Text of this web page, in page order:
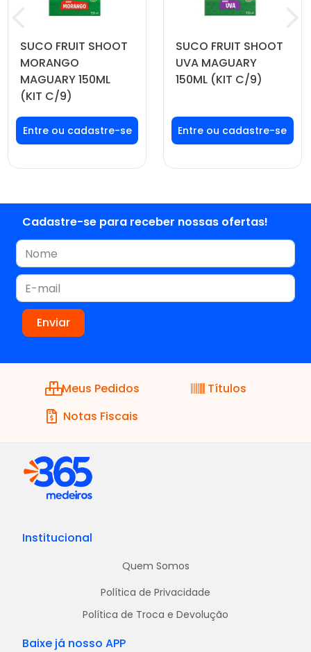
SUCO FRUIT SHOOT
MORANGO
MAGUARY 150ML
(KIT C/9)
Faça seu login ou
cadastre-se para
ver preços e
SUCO FRUIT SHOOT
UVA MAGUARY
150ML (KIT C/9)
Faça seu login ou
cadastre-se para
ver preços e
Cadastre-se para receber nossas ofertas!
Meus Pedidos
Títulos
Notas Fiscais
Institucional
Quem Somos
Política de Privacidade
Política de Troca e Devolução
Baixe já nosso APP